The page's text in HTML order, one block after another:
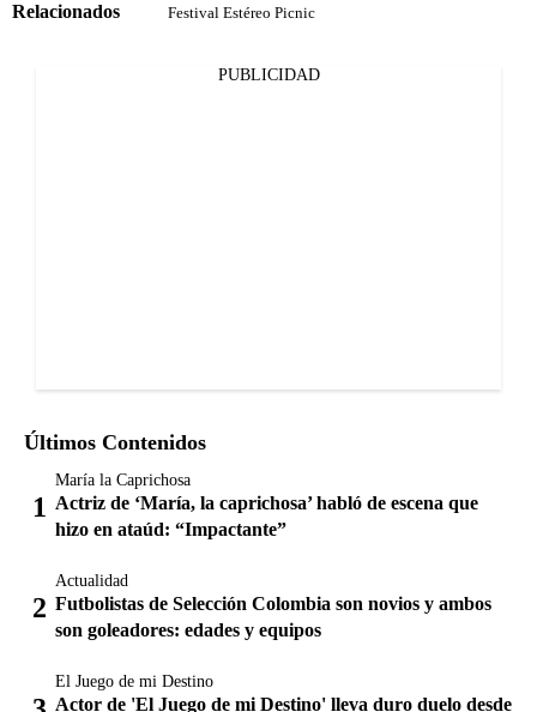
Relacionados Festival Estéreo Picnic
PUBLICIDAD
Últimos Contenidos
María la Caprichosa
Actriz de ‘María, la caprichosa’ habló de escena que
hizo en ataúd: “Impactante”
Actualidad
Futbolistas de Selección Colombia son novios y ambos
son goleadores: edades y equipos
El Juego de mi Destino
Actor de 'El Juego de mi Destino' lleva duro duelo desde